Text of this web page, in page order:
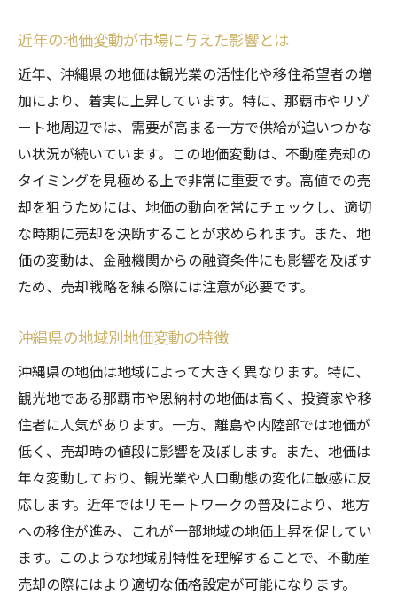
沖縄県での不動産売却に影響を与える主要な地
価要因は何か
観光産業が地価に与える影響
従来の経済要因と新興要因の比較
政府の政策と規制が市場に及ぼす影響
インフラ開発と地価の関連性
人口動態が不動産市場に与える影響
地域特性が地価に与える具体的な例
地価の変動が沖縄県の不動産売却に与える影響
地価変動が売却価格に直結する理由
売却のタイミングと地価の関連性
地価の変動による売却戦略の調整方法
価格交渉における地価の役割
売却成功例に見る地価変動への対応
市場の変化に対応するためのプロフェッシ
ョナルサポート
信頼できる不動産会社の選び方と沖縄県地価の
最新動向
近年の地価変動が市場に与えた影響とは
近年、沖縄県の地価は観光業の活性化や移住希望者の増
加により、着実に上昇しています。特に、那覇市やリゾ
ート地周辺では、需要が高まる一方で供給が追いつかな
い状況が続いています。この地価変動は、不動産売却の
タイミングを見極める上で非常に重要です。高値での売
却を狙うためには、地価の動向を常にチェックし、適切
な時期に売却を決断することが求められます。また、地
価の変動は、金融機関からの融資条件にも影響を及ぼす
ため、売却戦略を練る際には注意が必要です。
沖縄県の地域別地価変動の特徴
沖縄県の地価は地域によって大きく異なります。特に、
観光地である那覇市や恩納村の地価は高く、投資家や移
住者に人気があります。一方、離島や内陸部では地価が
低く、売却時の値段に影響を及ぼします。また、地価は
年々変動しており、観光業や人口動態の変化に敏感に反
応します。近年ではリモートワークの普及により、地方
への移住が進み、これが一部地域の地価上昇を促してい
ます。このような地域別特性を理解することで、不動産
売却の際にはより適切な価格設定が可能になります。